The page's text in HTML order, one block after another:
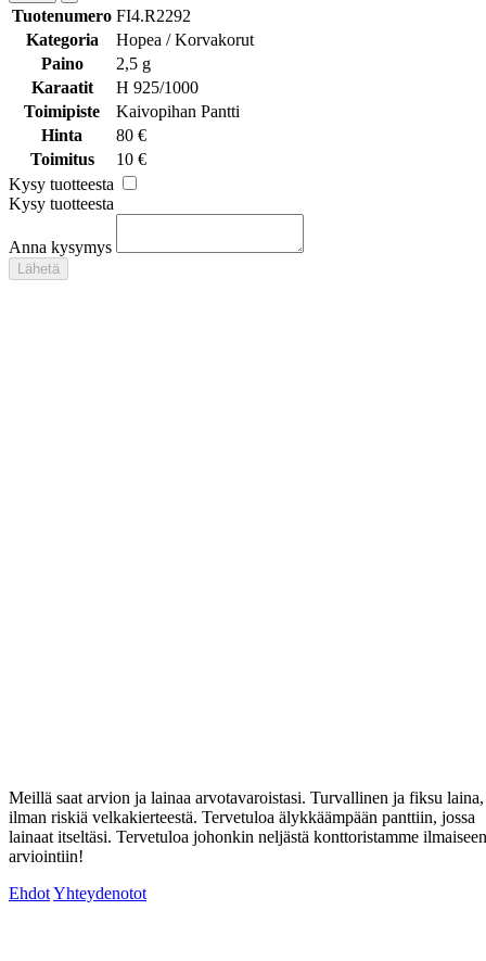
Tuotenumero FI4.R2292
Kategoria
Hopea / Korvakorut
Paino
2,5 g
Karaatit
H 925/1000
Toimipiste
Kaivopihan Pantti
Hinta
80 €
Toimitus
10 €
Kysy tuotteesta
Kysy tuotteesta
Anna kysymys
Lähetä
Meillä saat arvion ja lainaa arvotavaroistasi. Turvallinen ja fiksu laina,
ilman riskiä velkakierteestä. Tervetuloa älykkäämpään panttiin, jossa
lainaat itseltäsi. Tervetuloa johonkin neljästä konttoristamme ilmaiseen
arviointiin!
EhdotYhteydenotot